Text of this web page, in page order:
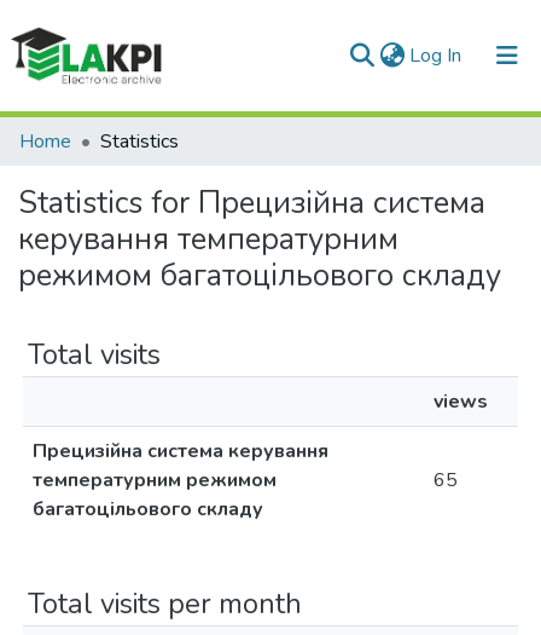
Log In (current)
Communities & Collections
All of DSpace
Home Statistics
Statistics for Прецизійна система
керування температурним
режимом багатоцільового складу
Total visits
views
Прецизійна система керування
температурним режимом
багатоцільового складу
65
Total visits per month